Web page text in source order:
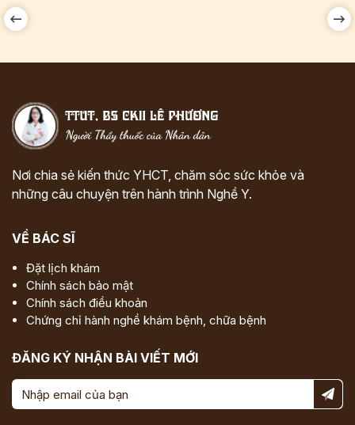
Nơi chia sẻ kiến thức YHCT, chăm sóc sức khỏe và
những câu chuyện trên hành trình Nghề Y.
VỀ BÁC SĨ
Đặt lịch khám
Chính sách bảo mật
Chính sách điều khoản
Chứng chỉ hành nghề khám bệnh, chữa bệnh
ĐĂNG KÝ NHẬN BÀI VIẾT MỚI